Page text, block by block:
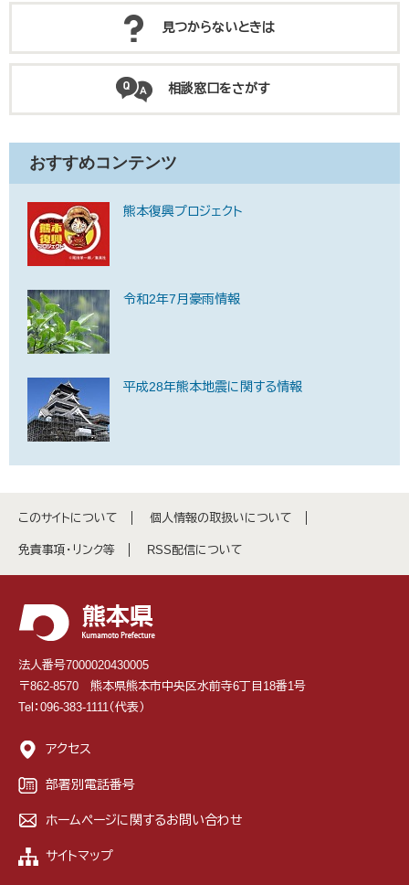
見つからないときは
相談窓口をさがす
おすすめコンテンツ
熊本復興プロジェクト
令和2年7月豪雨情報
平成28年熊本地震に関する情報
このサイトについて 個人情報の取扱いについて
免責事項・リンク等 RSS配信について
法人番号7000020430005
〒862-8570 熊本県熊本市中央区水前寺6丁目18番1号
Tel：096-383-1111（代表）
アクセス
部署別電話番号
ホームページに関するお問い合わせ
サイトマップ